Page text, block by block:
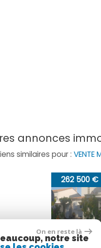
annonces
similaires pour : VENTE
sur-Mer
On en reste là
notre site